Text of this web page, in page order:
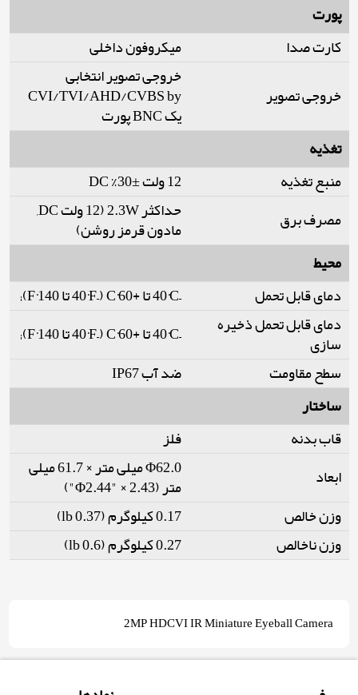
پورت
کارت صدا
میکروفون داخلی
خروجی تصویر
خروجی تصویر انتخابی
CVI/TVI/AHD/CVBS by
یک BNC پورت
تغذیه
منبع تغذیه
12 ولت ±30% DC
مصرف برق
حداکثر 2.3W (12 ولت DC,
مادون قرمز روشن)
محیط
دمای قابل تحمل
–40°C تا +60°C (–40°F تا 140°F);
دمای قابل تحمل ذخیره
سازی
–40°C تا +60°C (–40°F تا 140°F);
سطح مقاومت
ضد آب IP67
ساختار
قاب بدنه
فلز
ابعاد
Φ62.0 میلی متر × 61.7 میلی
متر (Φ2.44" × 2.43")
وزن خالص
0.17 کیلوگرم (0.37 lb)
وزن ناخالص
0.27 کیلوگرم (0.6 lb)
2MP HDCVI IR Miniature Eyeball Camera